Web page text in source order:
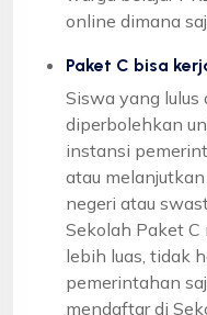
online dimana
Paket C bisa
Siswa yang lulus
diperbolehkan
instansi
atau
negeri atau
Sekolah Paket C
lebih luas, tidak
pemerintahan
mendaftar di